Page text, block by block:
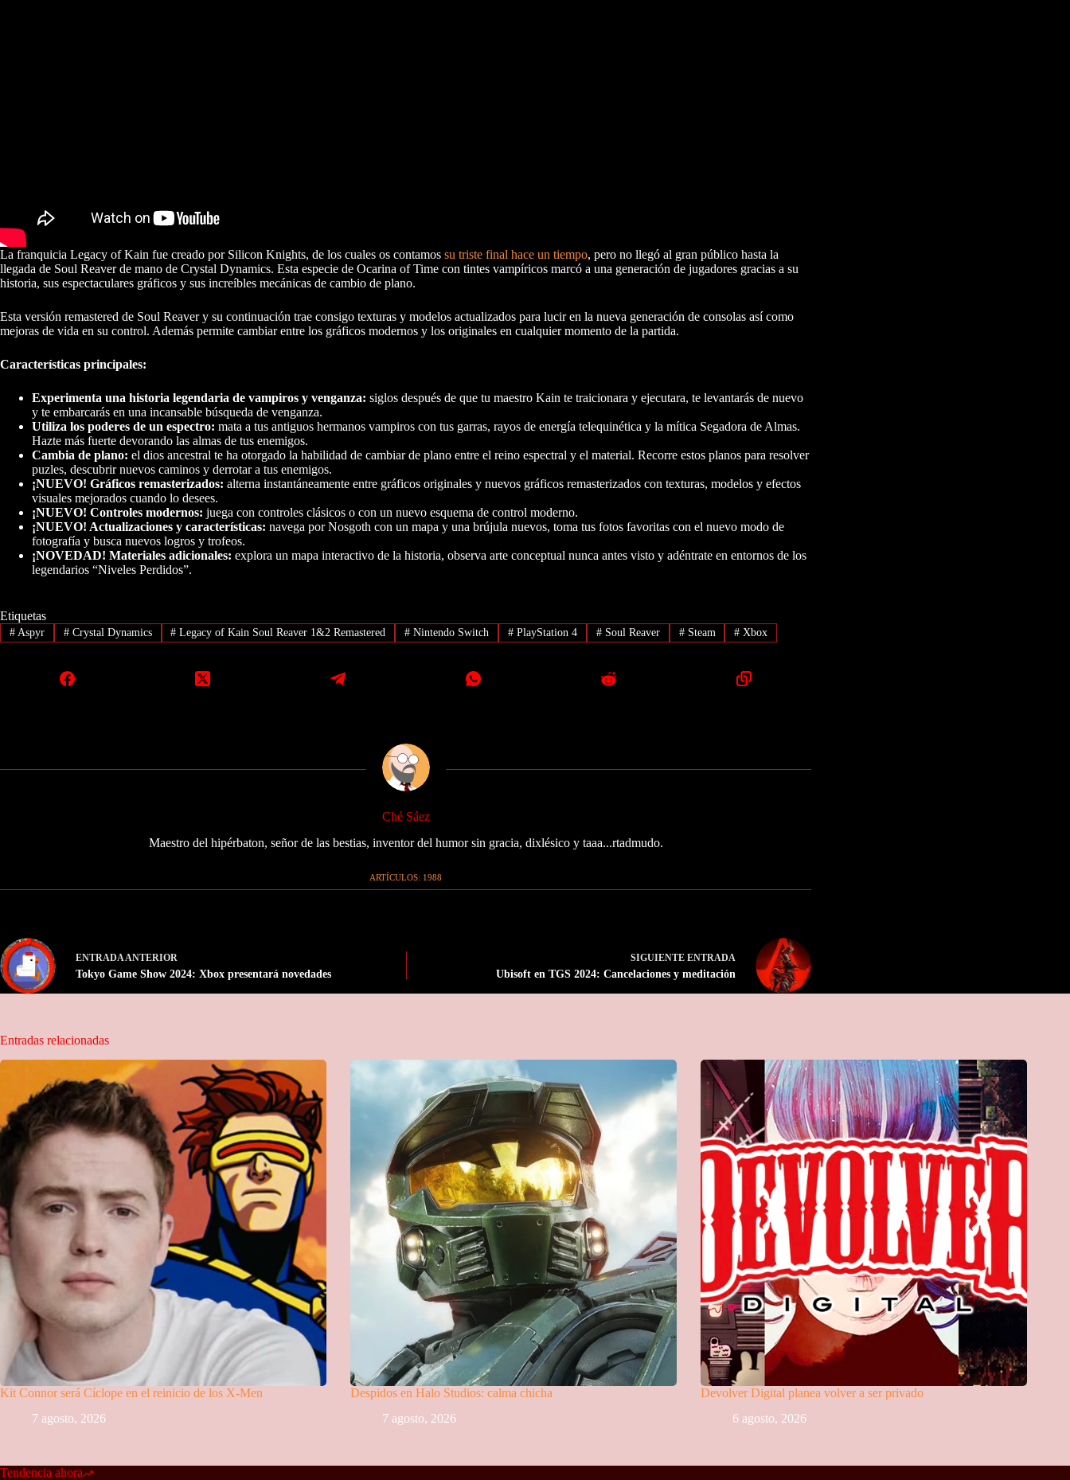
La franquicia Legacy of Kain fue creado por Silicon Knights, de los cuales os contamos su triste final hace un tiempo, pero no llegó al gran público hasta la
llegada de Soul Reaver de mano de Crystal Dynamics. Esta especie de Ocarina of Time con tintes vampíricos marcó a una generación de jugadores gracias a su
historia, sus espectaculares gráficos y sus increíbles mecánicas de cambio de plano.
Esta versión remastered de Soul Reaver y su continuación trae consigo texturas y modelos actualizados para lucir en la nueva generación de consolas así como
mejoras de vida en su control. Además permite cambiar entre los gráficos modernos y los originales en cualquier momento de la partida.
Características principales:
Experimenta una historia legendaria de vampiros y venganza: siglos después de que tu maestro Kain te traicionara y ejecutara, te levantarás de nuevo
y te embarcarás en una incansable búsqueda de venganza.
Utiliza los poderes de un espectro: mata a tus antiguos hermanos vampiros con tus garras, rayos de energía telequinética y la mítica Segadora de Almas.
Hazte más fuerte devorando las almas de tus enemigos.
Cambia de plano: el dios ancestral te ha otorgado la habilidad de cambiar de plano entre el reino espectral y el material. Recorre estos planos para resolver
puzles, descubrir nuevos caminos y derrotar a tus enemigos.
¡NUEVO! Gráficos remasterizados: alterna instantáneamente entre gráficos originales y nuevos gráficos remasterizados con texturas, modelos y efectos
visuales mejorados cuando lo desees.
¡NUEVO! Controles modernos: juega con controles clásicos o con un nuevo esquema de control moderno.
¡NUEVO! Actualizaciones y características: navega por Nosgoth con un mapa y una brújula nuevos, toma tus fotos favoritas con el nuevo modo de
fotografía y busca nuevos logros y trofeos.
¡NOVEDAD! Materiales adicionales: explora un mapa interactivo de la historia, observa arte conceptual nunca antes visto y adéntrate en entornos de los
legendarios “Niveles Perdidos”.
Etiquetas
#Aspyr #Crystal Dynamics # Legacy of Kain Soul Reaver 1&2 Remastered # Nintendo Switch # PlayStation 4 #Soul Reaver #Steam # Xbox
Ché Sáez
Maestro del hipérbaton, señor de las bestias, inventor del humor sin gracia, dixlésico y taaa...rtadmudo.
ARTÍCULOS: 1988
ENTRADAANTERIOR
Tokyo Game Show 2024: Xbox presentará novedades
SIGUIENTEENTRADA
Ubisoft en TGS 2024: Cancelaciones y meditación
Entradas relacionadas
Kit Connor será Cíclope en el reinicio de los X-Men
7 agosto, 2026
Despidos en Halo Studios: calma chicha
7 agosto, 2026
Devolver Digital planea volver a ser privado
6 agosto, 2026
Tendencia ahora